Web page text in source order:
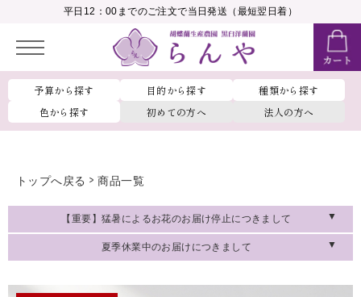
平日12：00までのご注文で当日発送（最短翌日着）
予算から探す 目的から探す
種類から探す
色から探す
初めての方へ 法人の方へ
会員ランク：__MEMBER_RANK_NAME__
トップへ戻る 商品一覧
【重要】猛暑によるお花のお届け停止につきまして
夏季休業中のお届けにつきまして